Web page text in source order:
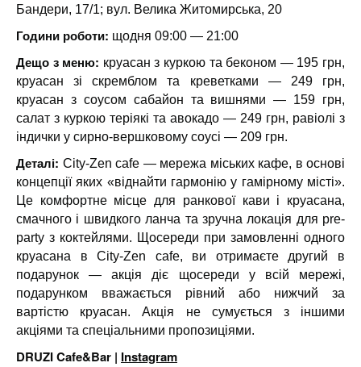
Бандери, 17/1; вул. Велика Житомирська, 20
Години роботи: щодня 09:00 — 21:00
Дещо з меню: круасан з куркою та беконом — 195 грн,
круасан зі скремблом та креветками — 249 грн,
круасан з соусом сабайон та вишнями — 159 грн,
салат з куркою теріякі та авокадо — 249 грн, равіолі з
індички у сирно-вершковому соусі — 209 грн.
Деталі: City-Zen cafe — мережа міських кафе, в основі
концепції яких «віднайти гармонію у гамірному місті».
Це комфортне місце для ранкової кави і круасана,
смачного і швидкого ланча та зручна локація для pre-
party з коктейлями. Щосереди при замовленні одного
круасана в City-Zen cafe, ви отримаєте другий в
подарунок — акція діє щосереди у всій мережі,
подарунком вважається рівний або нижчий за
вартістю круасан. Акція не сумується з іншими
акціями та спеціальними пропозиціями.
DRUZI Cafe&Bar | Instagram